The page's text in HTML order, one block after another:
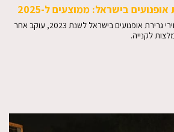
בישראל: ממוצעים ל-2025
המאמר מציג השוואה בין מחירי גרירת אופנועים בישראל לשנת 2023, עוקב אחר
לקנייה.